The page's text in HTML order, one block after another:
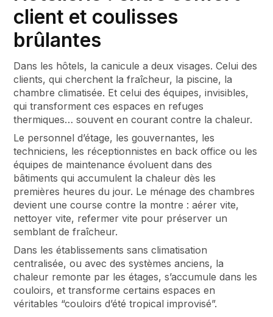
client et coulisses
brûlantes
Dans les hôtels, la canicule a deux visages. Celui des
clients, qui cherchent la fraîcheur, la piscine, la
chambre climatisée. Et celui des équipes, invisibles,
qui transforment ces espaces en refuges
thermiques… souvent en courant contre la chaleur.
Le personnel d’étage, les gouvernantes, les
techniciens, les réceptionnistes en back office ou les
équipes de maintenance évoluent dans des
bâtiments qui accumulent la chaleur dès les
premières heures du jour. Le ménage des chambres
devient une course contre la montre : aérer vite,
nettoyer vite, refermer vite pour préserver un
semblant de fraîcheur.
Dans les établissements sans climatisation
centralisée, ou avec des systèmes anciens, la
chaleur remonte par les étages, s’accumule dans les
couloirs, et transforme certains espaces en
véritables “couloirs d’été tropical improvisé”.